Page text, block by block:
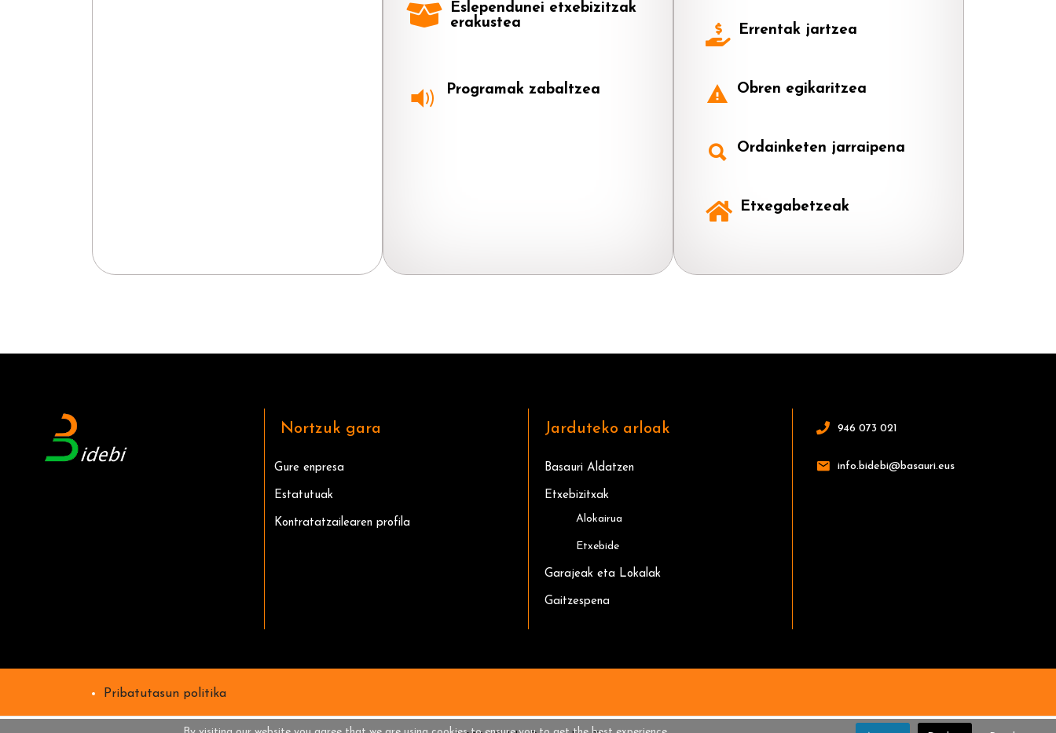
Eslependunei etxebizitzak
erakustea
Programak zabaltzea
Errentak jartzea
Obren egikaritzea
Ordainketen jarraipena
Etxegabetzeak
Nortzuk gara
Gure enpresa
Estatutuak
Kontratatzailearen profila
Jarduteko arloak
Basauri Aldatzen
Etxebizitxak
Alokairua
Etxebide
Garajeak eta Lokalak
Gaitzespena
946 073 021
info.bidebi@basauri.eus
Pribatutasun politika